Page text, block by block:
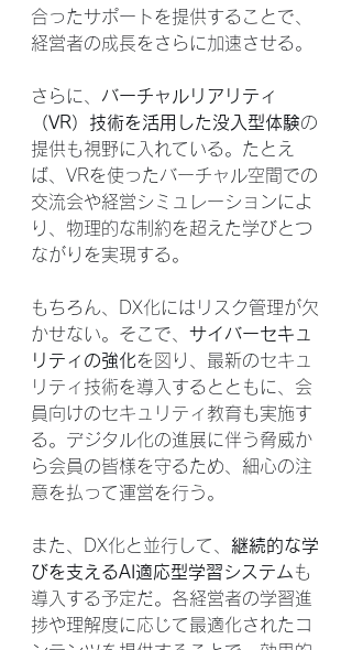
合ったサポートを提供することで、
経営者の成長をさらに加速させる。
さらに、 バーチャルリアリティ
（VR）技術を活用した没入型体験の
提供も視野に入れている。たとえ
ば、VRを使ったバーチャル空間での
交流会や経営シミュレーションによ
り、物理的な制約を超えた学びとつ
ながりを実現する。
もちろん、DX化にはリスク管理が欠
かせない。そこで、 サイバーセキュ
リティの強化を図り、最新のセキュ
リティ技術を導入するとともに、会
員向けのセキュリティ教育も実施す
る。デジタル化の進展に伴う脅威か
ら会員の皆様を守るため、細心の注
意を払って運営を行う。
また、DX化と並行して、 継続的な学
びを支えるAI適応型学習システム も
導入する予定だ。各経営者の学習進
捗や理解度に応じて最適化されたコ